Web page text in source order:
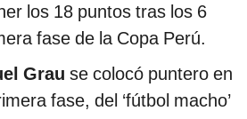
los 18 puntos tras los 6
fase de la Copa Perú.
Grau se colocó puntero en
fase, del ‘fútbol macho’